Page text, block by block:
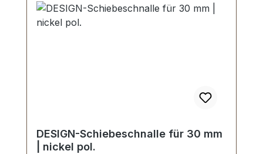
DESIGN-Schiebeschnalle für 30 mm
| nickel pol.